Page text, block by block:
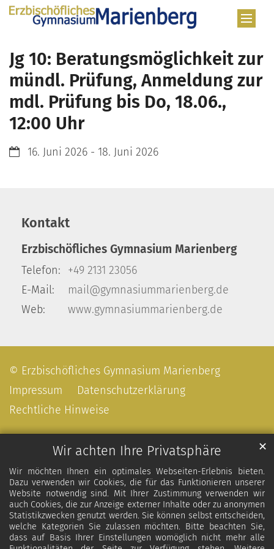
Wir achten Ihre Privatsphäre
Wir möchten Ihnen ein optimales Webseiten-Erlebnis bieten.
Dazu verwenden wir Cookies, die für das Funktionieren unserer
Website notwendig sind. Mit Ihrer Zustimmung verwenden wir
auch Cookies, die zur Anzeige externer Inhalte oder zu anonymen
Statistikzwecken genutzt werden. Sie können selbst entscheiden,
welche Kategorien Sie zulassen möchten. Bitte beachten Sie,
dass auf Basis Ihrer Einstellungen womöglich nicht mehr alle
✕
Zum Inhalt springen
Jg 10: Beratungsmöglichkeit zur
mündl. Prüfung, Anmeldung zur
mdl. Prüfung bis Do, 18.06.,
12:00 Uhr
Datum:16. Juni 2026 - 18. Juni 2026
Kontakt
Erzbischöfliches Gymnasium Marienberg
Telefon:
+49 2131 23056
E-Mail:
mail@gymnasiummarienberg.de
Web:
www.gymnasiummarienberg.de
© Erzbischöfliches Gymnasium Marienberg
Impressum
Datenschutzerklärung
Rechtliche Hinweise